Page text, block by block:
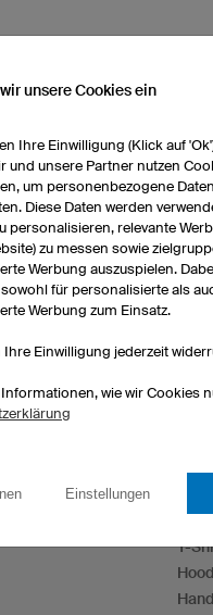
Kinder
T-
unsere Cookies ein
Ihre Einwilligung (Klick auf
und unsere Partner nutzen
um personenbezogene
Diese Daten werden
personalisieren, relevante
zu messen sowie
Werbung auszuspielen.
für personalisierte als
Werbung zum Einsatz.
Ihre Einwilligung jederzeit
Informationen, wie wir Cookies
Einstellungen